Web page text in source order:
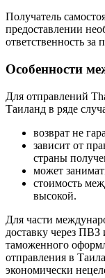
Получатель
предоставлении
ответственность за
Особенности
Для отправлений
Таиланд в ряде
возврат не
зависит от
страны
может
стоимость
высокой.
Для части
доставку через
таможенного
отправления в
экономически